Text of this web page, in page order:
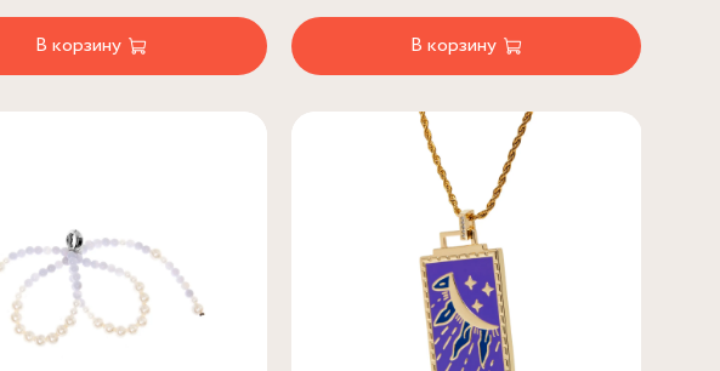
В корзину В корзину